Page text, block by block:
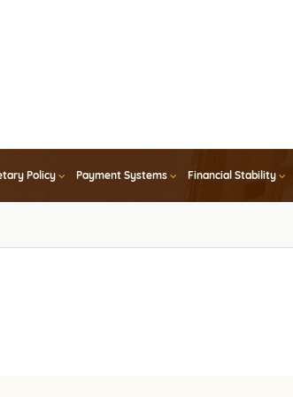
Policy Payment Systems Financial Stability